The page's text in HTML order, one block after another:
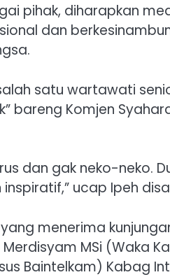
pihak, diharapkan
dan
satu wartawati
bareng Komjen
dan gak neko-neko.
ucap Ipeh
menerima
MSi (Waka
Baintelkam) Kabag